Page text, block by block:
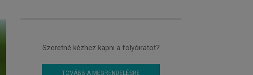
Szeretné kézhez kapni a folyóiratot?
TOVÁBB A MEGRENDELÉSRE